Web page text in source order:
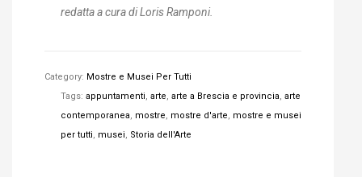
redatta a cura di Loris Ramponi.
Category: Mostre e Musei Per Tutti
Tags: appuntamenti, arte, arte a Brescia e provincia, arte
contemporanea, mostre, mostre d'arte, mostre e musei
per tutti, musei, Storia dell'Arte